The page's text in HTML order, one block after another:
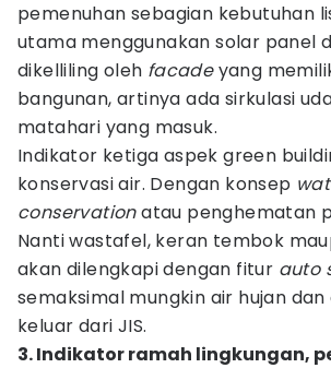
pemenuhan sebagian kebutuhan
utama menggunakan solar panel
dikelliling oleh facadeyang
bangunan, artinya ada sirkulasi
matahari yang masuk.
Indikator ketiga aspek green
konservasi air. Dengan konsep
conservationatau penghematan
Nanti wastafel, keran tembok
akan dilengkapi dengan fitur auto
semaksimal mungkin air hujan
keluar dari JIS.
3. Indikator ramah lingkungan,